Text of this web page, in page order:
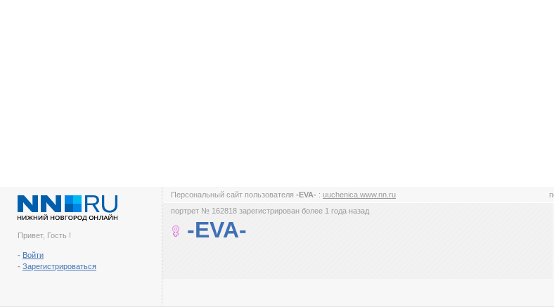
Привет, Гость !
- Войти
- Зарегистрироваться
Персональный сайт пользователя -EVA- : uuchenica.www.nn.ru
портрет № 162818 зарегистрирован более 1 года назад
-EVA-